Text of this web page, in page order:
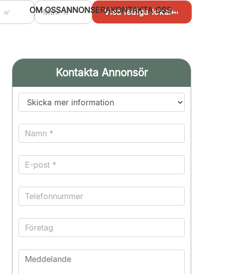
OM OSSANNONSERAKONTAKTA OSS
Kontakta Annonsör